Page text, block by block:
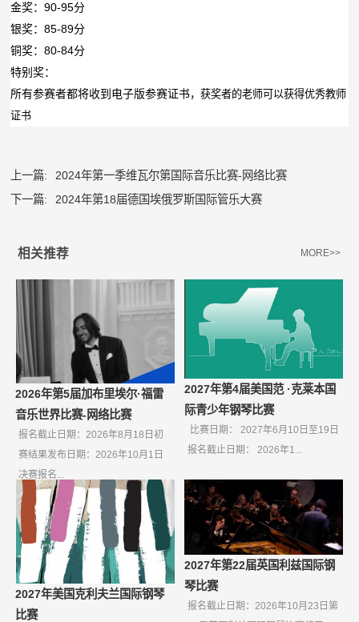
金奖：90-95分
银奖：85-89分
铜奖：80-84分
特别奖：
所有参赛者都将收到电子版参赛证书，获奖者的老师可以获得优秀教师
证书
上一篇:
2024年第一季维瓦尔第国际音乐比赛-网络比赛
下一篇:
2024年第18届德国埃俄罗斯国际管乐大赛
相关推荐 MORE>>
2026年第5届加布里埃尔·福雷
音乐世界比赛-网络比赛
报名截止日期：2026年8月18日初
赛结果发布日期：2026年10月1日
决赛报名...
2027年第4届美国范 ·克莱本国
际青少年钢琴比赛
比赛日期： 2027年6月10日至19日
报名截止日期： 2026年1...
2027年美国克利夫兰国际钢琴
比赛
2027年第22届英国利兹国际钢
琴比赛
报名截止日期：2026年10月23日第